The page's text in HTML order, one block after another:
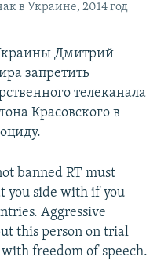
в Украине, 2014 год
Дмитрий
запретить
телеканала
Красовского в
banned RT must
you side with if you
Aggressive
this person on trial
freedom of speech.